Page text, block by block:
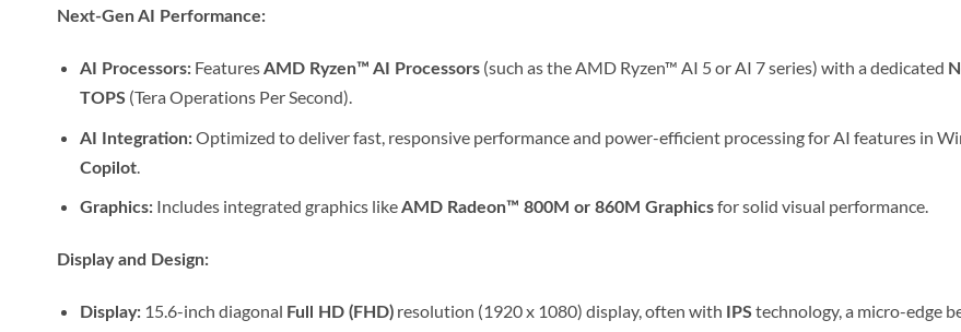
Next-Gen AI Performance:
AI Processors:FeaturesAMD Ryzen™ AI Processors(such as the AMD Ryzen™ AI 5 or AI 7 series) with a dedicated
TOPS(Tera Operations Per Second).
AI Integration:Optimized to deliver fast, responsive performance and power-efficient processing for AI features in
Copilot.
Graphics:Includes integrated graphics likeAMD Radeon™ 800M or 860M Graphicsfor solid visual performance.
Display and Design:
Display:15.6-inch diagonal Full HD (FHD)resolution (1920 x 1080) display, often with IPStechnology, a micro-edge